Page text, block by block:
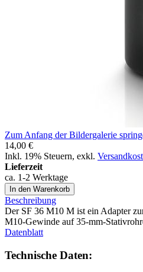
Zum Anfang der Bildergalerie
14,00 €
Inkl. 19% Steuern, exkl.
Lieferzeit
ca. 1-2 Werktage
In den Warenkorb
Beschreibung
Der SF 36 M10 M ist ein Adapter
M10-Gewinde auf 35-mm-
Datenblatt
Technische Daten: